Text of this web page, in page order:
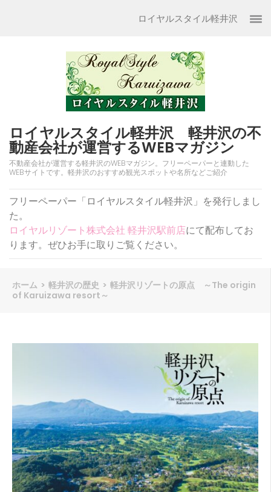
(Enter
す)
ロイヤルスタイル軽井沢
ロイヤルスタイル軽井沢 軽井沢の不
動産会社が運営するWEBマガジン
不動産会社が運営する軽井沢のWEBマガジン。フリーペーパーと連動した
WEBサイトです。軽井沢のおすすめ観光スポットや名所などご紹介
フリーペーパー「ロイヤルスタイル軽井沢」を発行しまし
た。
ロイヤルリゾート株式会社 軽井沢駅前店にて配布してお
ります。ぜひお手に取りご覧ください。
ホーム > 軽井沢の歴史 > 軽井沢リゾートの原点 ～The origin
of Karuizawa resort～